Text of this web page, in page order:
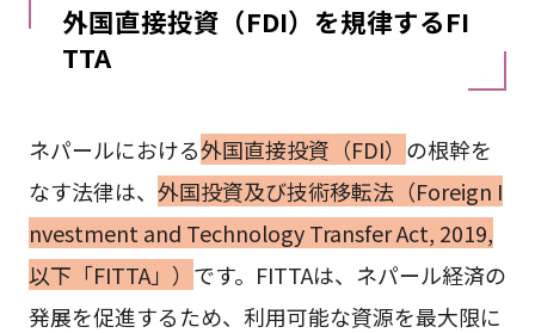
外国直接投資（FDI）を規律するFI
TTA
ネパールにおける外国直接投資（FDI） の根幹を
なす法律は、 外国投資及び技術移転法（Foreign I
nvestment and Technology Transfer Act, 2019,
以下「FITTA」） です。FITTAは、ネパール経済の
発展を促進するため、利用可能な資源を最大限に